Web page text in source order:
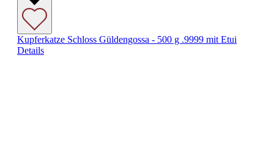
Kupferkatze Schloss Güldengossa - 500 g .9999 mit Etui
Details